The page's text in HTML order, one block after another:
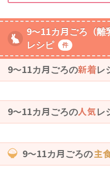
9～11カ月ごろ（離
レシピ
件
9〜11カ月ごろの新着レ
9〜11カ月ごろの人気レ
9〜11カ月ごろの主